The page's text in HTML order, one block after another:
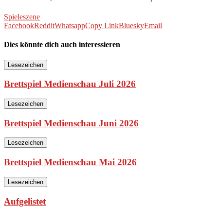
Spieleszene
FacebookRedditWhatsappCopy LinkBlueskyEmail
Dies könnte dich auch interessieren
Lesezeichen
Brettspiel Medienschau Juli 2026
Lesezeichen
Brettspiel Medienschau Juni 2026
Lesezeichen
Brettspiel Medienschau Mai 2026
Lesezeichen
Aufgelistet